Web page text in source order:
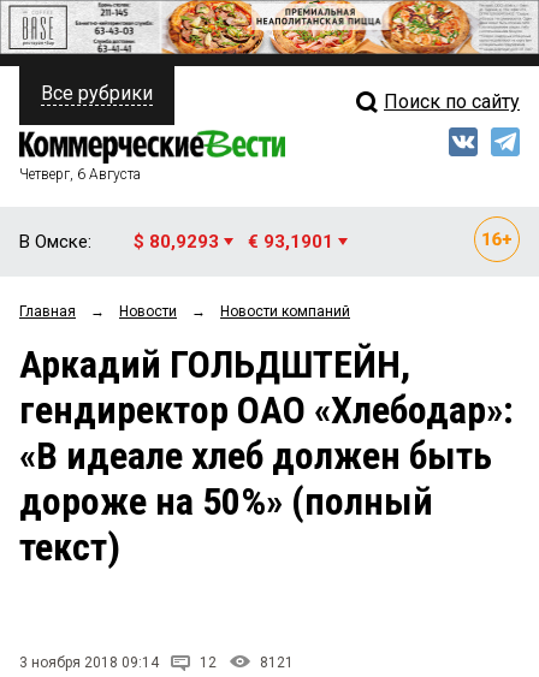
ПОЛИТИКА
ФИНАНСЫ
ОБЩЕСТВО
ЗАКОН
НОВОСТИ КОМПАНИЙ
СТИЛЬ ЖИЗНИ
Свежий выпуск
Мнения
Рейтинги
Блоги
Архив
Все рубрики Поиск по сайту
Четверг, 6 Августа
В Омске: $ 80,9293 € 93,1901
Главная → Новости → Новости компаний
Аркадий ГОЛЬДШТЕЙН,
гендиректор ОАО «Хлебодар»:
«В идеале хлеб должен быть
дороже на 50%» (полный
текст)
3 ноября 2018 09:14 12 8121